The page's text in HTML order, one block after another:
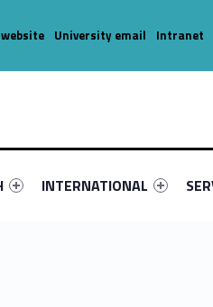
62199-4
#link-menu-primary-33939-7
Link identifier #link-menu-
INTERNATIONAL
Link
University email Intranet